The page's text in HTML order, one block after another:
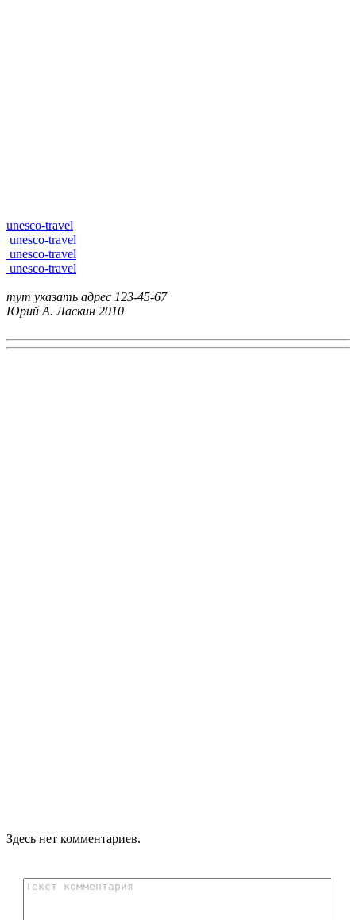
unesco-travel
unesco-travel
unesco-travel
unesco-travel
тут указать адрес 123-45-67
Юрий А. Ласкин 2010
Здесь нет комментариев.